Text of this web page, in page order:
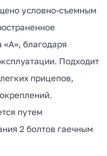
условно-съемным
благодаря
Подходит
прицепов,
путем
2 болтов гаечным